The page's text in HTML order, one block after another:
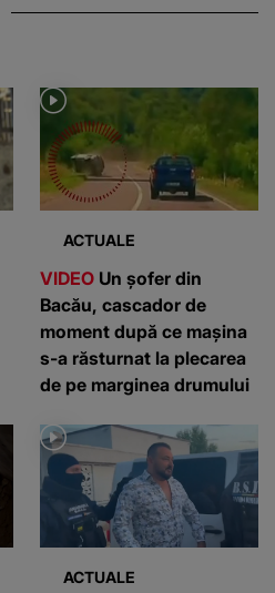
ACTUALE
VIDEO Un șofer din
Bacău, cascador de
moment după ce mașina
s-a răsturnat la plecarea
de pe marginea drumului
ACTUALE